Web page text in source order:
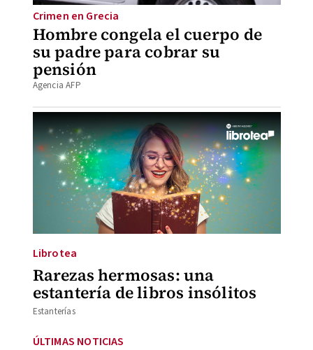
Hombre congela el cuerpo de
su padre para cobrar su
pensión
Crimen en Grecia
Agencia AFP
Rarezas hermosas: una
estantería de libros insólitos
Librotea
Estanterías
ÚLTIMAS NOTICIAS